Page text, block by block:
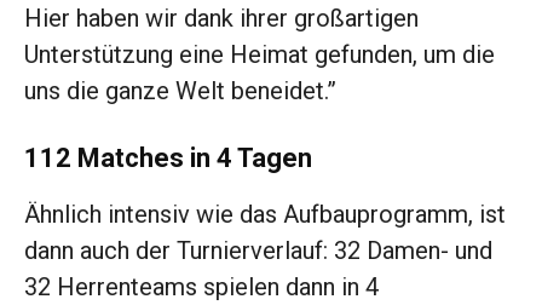
Hier haben wir dank ihrer großartigen
Unterstützung eine Heimat gefunden, um die
uns die ganze Welt beneidet.”
112 Matches in 4 Tagen
Ähnlich intensiv wie das Aufbauprogramm, ist
dann auch der Turnierverlauf: 32 Damen- und
32 Herrenteams spielen dann in 4